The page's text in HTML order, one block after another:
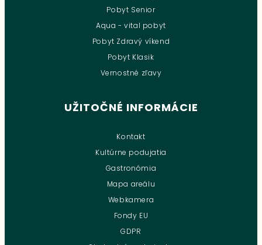
Pobyt Senior
Aqua - vital pobyt
Pobyt Zdravý víkend
Pobyt Klasik
Vernostné zľavy
UŽITOČNÉ INFORMÁCIE
Kontakt
Kultúrne podujatia
Gastronómia
Mapa areálu
Webkamera
Fondy EU
GDPR